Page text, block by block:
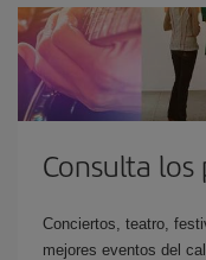
Consulta
Conciertos, teatro,
mejores eventos del